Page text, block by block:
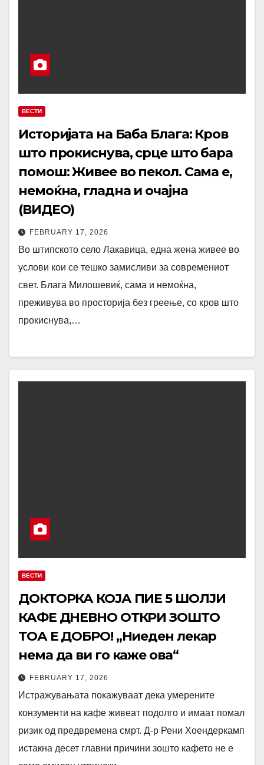
ВЕСТИ
Историјата на Баба Блага: Кров
што прокиснува, срце што бара
помош: Живее во пекол. Сама е,
немоќна, гладна и очајна
(ВИДЕО)
FEBRUARY 17, 2026
Во штипското село Лакавица, една жена живее во
услови кои се тешко замисливи за современиот
свет. Блага Милошевиќ, сама и немоќна,
преживува во просторија без греење, со кров што
прокиснува,…
ВЕСТИ
ДОКТОРКА КОЈА ПИЕ 5 ШОЛЈИ
КАФЕ ДНЕВНО ОТКРИ ЗОШТО
ТОА Е ДОБРО! „Ниеден лекар
нема да ви го каже ова“
FEBRUARY 17, 2026
Истражувањата покажуваат дека умерените
конзументи на кафе живеат подолго и имаат помал
ризик од предвремена смрт. Д-р Рени Хоендеркамп
истакна десет главни причини зошто кафето не е